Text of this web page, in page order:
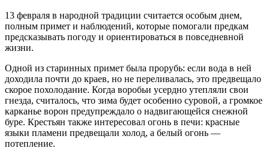
13 февраля в народной традиции считается особым днем,
полным примет и наблюдений, которые помогали предкам
предсказывать погоду и ориентироваться в повседневной
жизни.
Одной из старинных примет была прорубь: если вода в ней
доходила почти до краев, но не переливалась, это предвещало
скорое похолодание. Когда воробьи усердно утепляли свои
гнезда, считалось, что зима будет особенно суровой, а громкое
карканье ворон предупреждало о надвигающейся снежной
буре. Крестьян также интересовал огонь в печи: красные
языки пламени предвещали холод, а белый огонь —
потепление.